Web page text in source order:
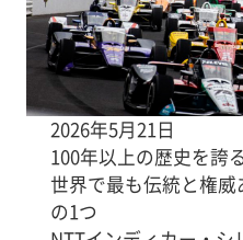
2026年5月21日
100年以上の歴史を誇
世界で最も伝統と権
の1つ